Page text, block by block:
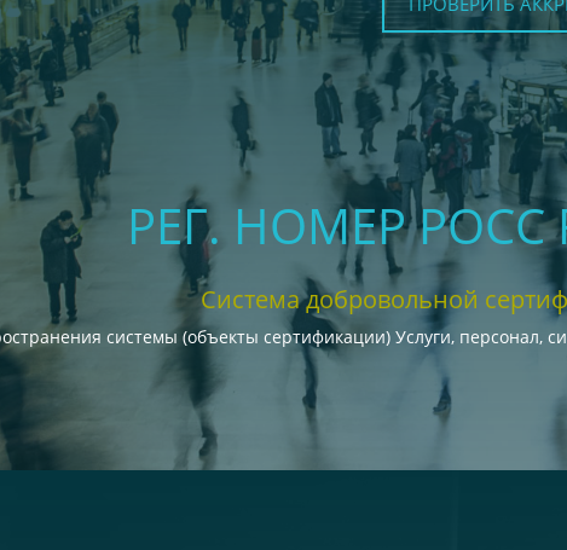
РЕГ. НОМЕР РОСС
Система добровольной
системы (объекты сертификации) Услуги,